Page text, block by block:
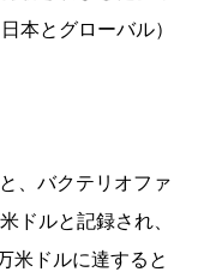
本とグローバル）
、バクテリオファ
ドルと記録され、
米ドルに達すると